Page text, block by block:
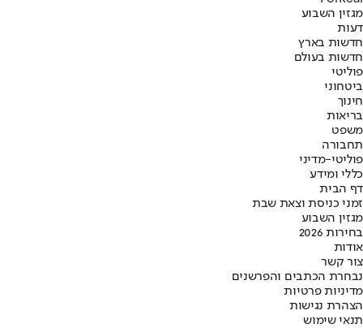
מגזין השבוע
דעות
חדשות בארץ
חדשות בעולם
פוליטי
ביטחוני
חינוך
בריאות
משפט
תחבורה
פוליטי-מדיני
כללי ומידע
דף הבית
זמני כניסת וצאת שבת
מגזין השבוע
בחירות 2026
אודות
צור קשר
נבחרת הכתבים והפרשנים
מדיניות פרטיות
הצהרת נגישות
תנאי שימוש